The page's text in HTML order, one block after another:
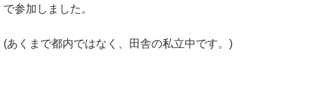
で参加しました。
(あくまで都内ではなく、田舎の私立中です。)